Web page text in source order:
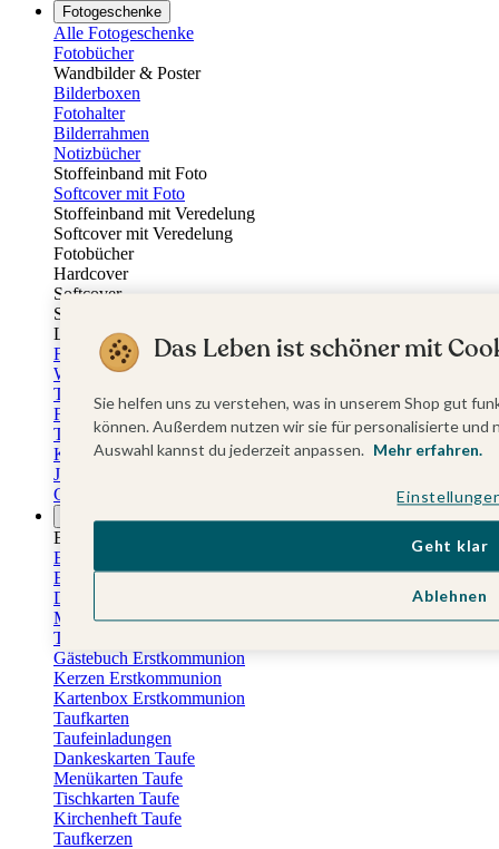
Fotogeschenke
Alle Fotogeschenke
Fotobücher
Wandbilder & Poster
Bilderboxen
Fotohalter
Bilderrahmen
Notizbücher
Stoffeinband mit Foto
Softcover mit Foto
Stoffeinband mit Veredelung
Softcover mit Veredelung
Fotobücher
Hardcover
Softcover
Stoffeinband
Layflat
Fotokalender
Wandkalender
Tischkalender
Familienkalender
Terminkalender
Küchenkalender
Jahresplaner
Geburtstagskalender
Anlässe
Eventplattform
Erstkommunionskarten
Einladungen Erstkommunion
Danksagung Erstkommunion
Menükarten Erstkommunion
Tischkarten Erstkommunion
Gästebuch Erstkommunion
Kerzen Erstkommunion
Kartenbox Erstkommunion
Taufkarten
Taufeinladungen
Dankeskarten Taufe
Menükarten Taufe
Tischkarten Taufe
Kirchenheft Taufe
Taufkerzen
Das Leben ist schöner mit
Sie helfen uns zu verstehen, was in unserem Shop gut
können. Außerdem nutzen wir sie für personalisierte
Auswahl kannst du jederzeit anpassen. Mehr erfahren.
Ablehnen
Geht klar